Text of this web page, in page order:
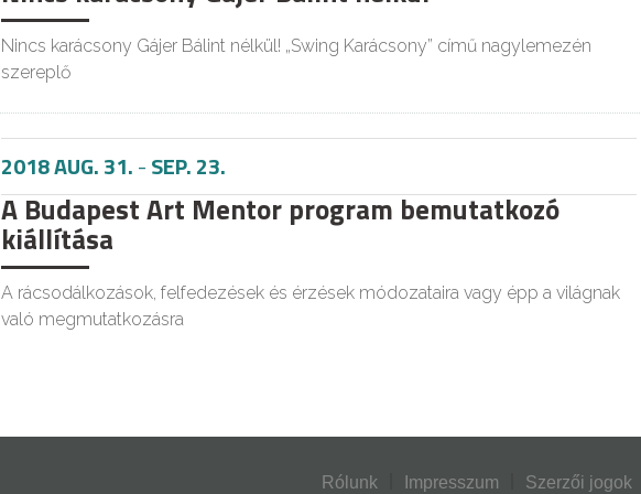
Nincs karácsony Gájer Bálint nélkül! „Swing Karácsony” című nagylemezén
szereplő
2018 AUG. 31.-SEP. 23.
A Budapest Art Mentor program bemutatkozó
kiállítása
A rácsodálkozások, felfedezések és érzések módozataira vagy épp a világnak
való megmutatkozásra
Rólunk Impresszum Szerzői jogok